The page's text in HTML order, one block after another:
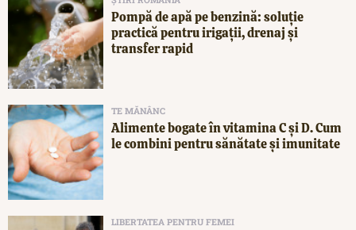
Pompă de apă pe benzină: soluție
practică pentru irigații, drenaj și
transfer rapid
TE MĂNÂNC
Alimente bogate în vitamina C și D. Cum
le combini pentru sănătate și imunitate
LIBERTATEA PENTRU FEMEI